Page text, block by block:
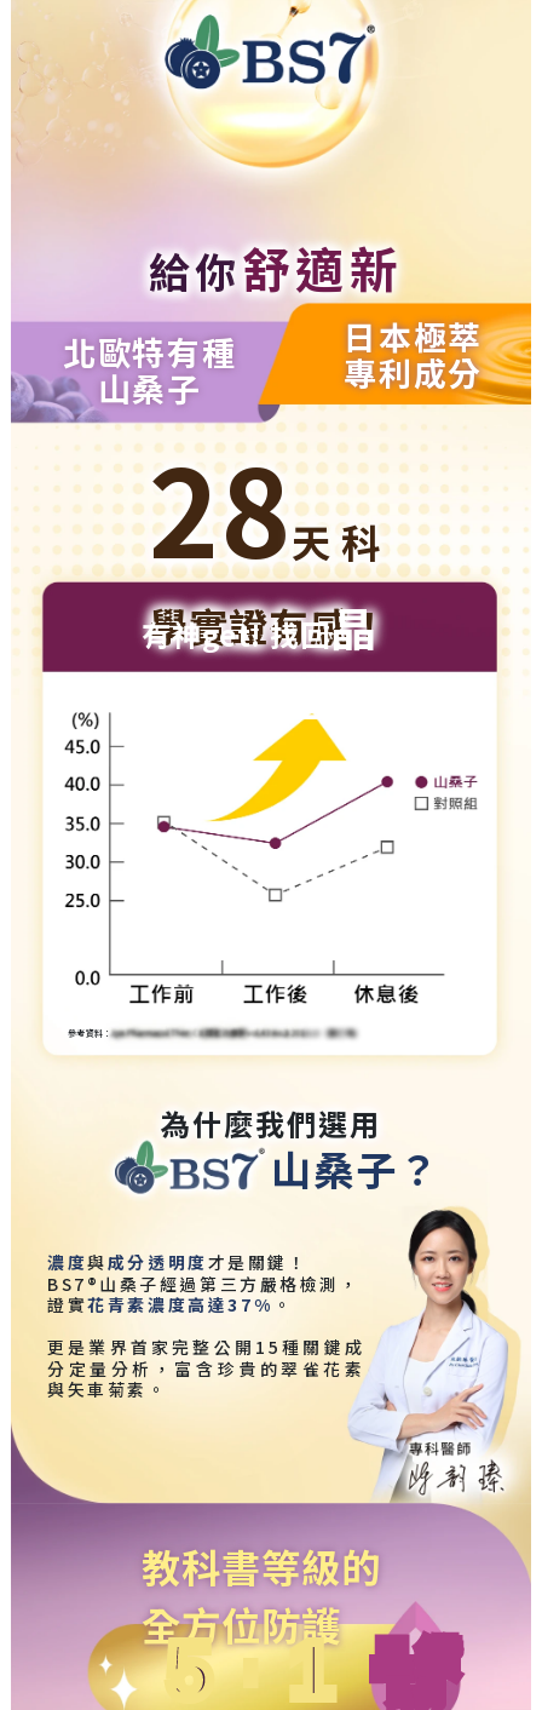
給你舒適新
視界
北歐特有種
山桑子
日本極萃
專利成分
28天 科
學實證有感！
有神get! 找回晶
亮舒適圈
為什麼我們選用
山桑子？
濃度與成分透明度才是關鍵！
BS7®山桑子經過第三方嚴格檢測，
證實花青素濃度高達37% 。
更是業界首家完整公開15種關鍵成
分定量分析，富含珍貴的翠雀花素
與矢車菊素。
參考資料：Jpn Pharmacol Ther（薬理と治療）vol.43 no.3 2015（要打碼）
教科書等級的
全方位防護
5:1晶鑽
比例